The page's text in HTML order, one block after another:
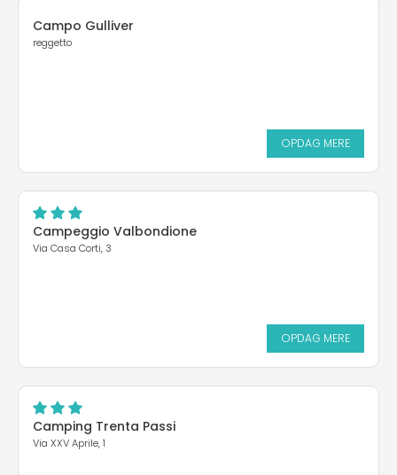
Campo Gulliver
reggetto
OPDAG MERE
Campeggio Valbondione
Via Casa Corti, 3
OPDAG MERE
Camping Trenta Passi
Via XXV Aprile, 1